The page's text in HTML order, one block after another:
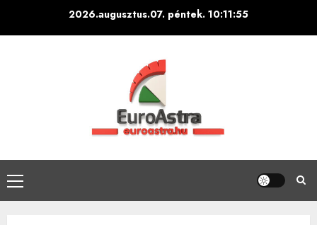
2026.augusztus.07. péntek. 10:11:56
Primary
Menu